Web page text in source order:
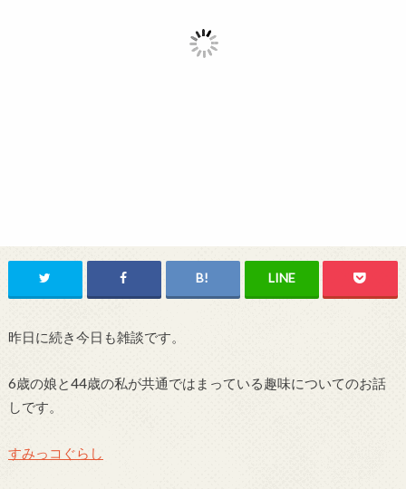
昨日に続き今日も雑談です。
6歳の娘と44歳の私が共通ではまっている趣味についてのお話
しです。
すみっコぐらし